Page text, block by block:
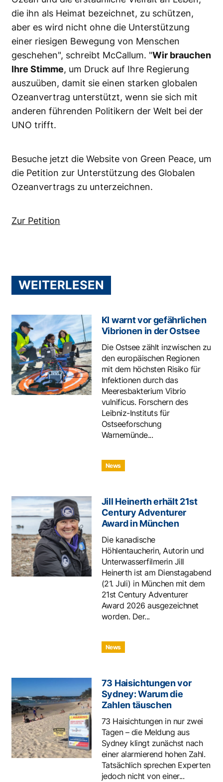
die ihn als Heimat bezeichnet, zu schützen,
aber es wird nicht ohne die Unterstützung
einer riesigen Bewegung von Menschen
geschehen", schreibt McCallum. "Wir brauchen
Ihre Stimme, um Druck auf Ihre Regierung
auszuüben, damit sie einen starken globalen
Ozeanvertrag unterstützt, wenn sie sich mit
anderen führenden Politikern der Welt bei der
UNO trifft.
Besuche jetzt die Website von Green Peace, um
die Petition zur Unterstützung des Globalen
Ozeanvertrags zu unterzeichnen.
Zur Petition
WEITERLESEN
KI warnt vor gefährlichen
Vibrionen in der Ostsee
Die Ostsee zählt inzwischen zu
den europäischen Regionen
mit dem höchsten Risiko für
Infektionen durch das
Meeresbakterium Vibrio
vulnificus. Forschern des
Leibniz-Instituts für
Ostseeforschung
Warnemünde...
News
Jill Heinerth erhält 21st
Century Adventurer
Award in München
Die kanadische
Höhlentaucherin, Autorin und
Unterwasserfilmerin Jill
Heinerth ist am Dienstagabend
(21. Juli) in München mit dem
21st Century Adventurer
Award 2026 ausgezeichnet
worden. Der...
News
73 Haisichtungen vor
Sydney: Warum die
Zahlen täuschen
73 Haisichtungen in nur zwei
Tagen – die Meldung aus
Sydney klingt zunächst nach
einer alarmierend hohen Zahl.
Tatsächlich sprechen Experten
jedoch nicht von einer...